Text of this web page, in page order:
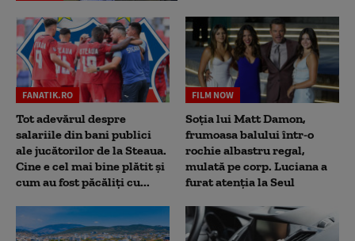
FANATIK.RO
Tot adevărul despre
salariile din bani publici
ale jucătorilor de la Steaua.
Cine e cel mai bine plătit și
cum au fost păcăliți cu...
FILM NOW
Soția lui Matt Damon,
frumoasa balului într-o
rochie albastru regal,
mulată pe corp. Luciana a
furat atenția la Seul